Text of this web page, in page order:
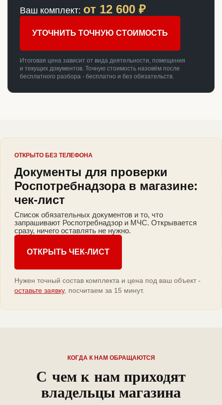
Ваш комплект: от 12 600 ₽
УТОЧНИТЬ ТОЧНУЮ СТОИМОСТЬ
Итоговая цена зависит от вида деятельности, помещения
и текущих документов. Точную стоимость назовём после
бесплатного разбора - бесплатно и без обязательств.
ОТКРЫТО БЕЗ ТЕЛЕФОНА
Документы для проверки
Роспотребнадзора в магазине:
чек-лист
Список обязательных документов и то, что
запрашивают Роспотребнадзор и МЧС. Открывается
сразу, ничего оставлять не нужно.
ОТКРЫТЬ ЧЕК-ЛИСТ
Нужен точный состав комплекта и цена под ваш объект -
оставьте заявку, посчитаем за 15 минут.
КОГДА К НАМ ОБРАЩАЮТСЯ
С чем к нам приходят
владельцы магазина